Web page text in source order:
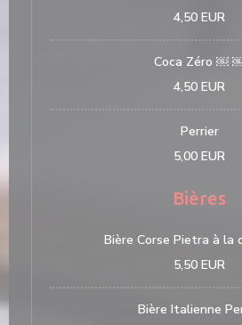
4,50 EUR
Coca Zéro ￼
4,50 EUR
Perrier
5,00 EUR
Bières
Bière Corse Pietra à la
5,50 EUR
Bière Italienne